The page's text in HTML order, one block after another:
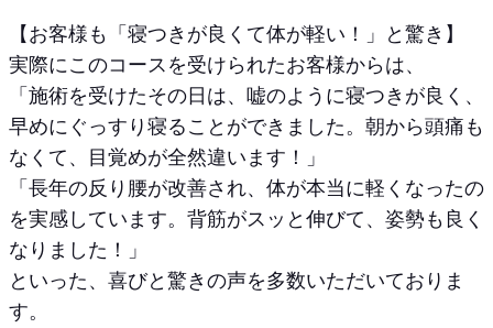
【お客様も「寝つきが良くて体が軽い！」と驚き】
実際にこのコースを受けられたお客様からは、
「施術を受けたその日は、嘘のように寝つきが良く、
早めにぐっすり寝ることができました。朝から頭痛も
なくて、目覚めが全然違います！」
「長年の反り腰が改善され、体が本当に軽くなったの
を実感しています。背筋がスッと伸びて、姿勢も良く
なりました！」
といった、喜びと驚きの声を多数いただいておりま
す。